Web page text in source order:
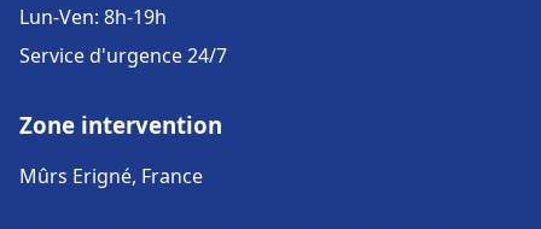
Lun-Ven: 8h-19h
Service d'urgence 24/7
Zone intervention
Mûrs Erigné, France